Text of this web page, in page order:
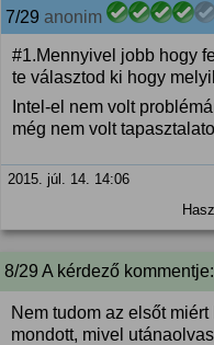
7/29 anonim
#1.Mennyivel jobb hogy
te választod ki hogy
Intel-el nem volt
még nem volt
2015. júl. 14. 14:06
8/29 A kérdező kommentje:
Nem tudom az elsőt
mondott, mivel